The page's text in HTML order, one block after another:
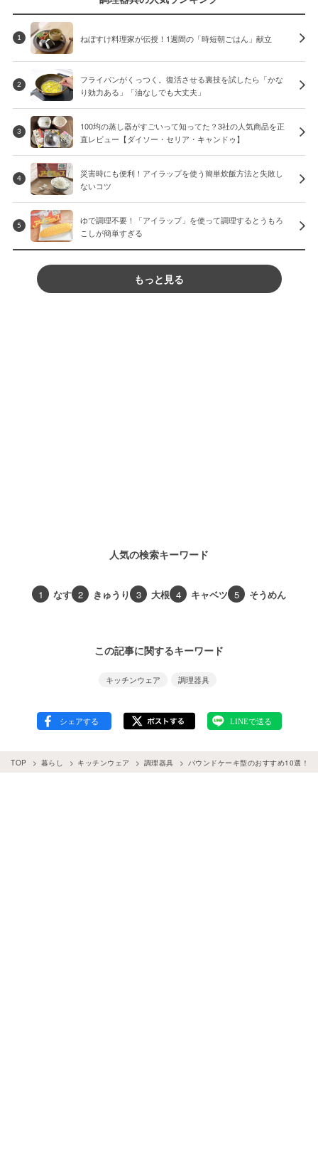
1 ねぼすけ料理家が伝授！1週間の「時短朝ごはん」献立
2
フライパンがくっつく。復活させる裏技を試したら「かな
り効力ある」「油なしでも大丈夫」
3
100均の蒸し器がすごいって知ってた？3社の人気商品を正
直レビュー【ダイソー・セリア・キャンドゥ】
4
災害時にも便利！アイラップを使う簡単炊飯方法と失敗し
ないコツ
5
ゆで調理不要！「アイラップ」を使って調理するとうもろ
こしが簡単すぎる
もっと見る
人気の検索キーワード
1 なす 2 きゅうり 3 大根 4 キャベツ 5 そうめん
この記事に関するキーワード
キッチンウェア 調理器具
TOP 暮らし キッチンウェア 調理器具 パウンドケーキ型のおすすめ10選！